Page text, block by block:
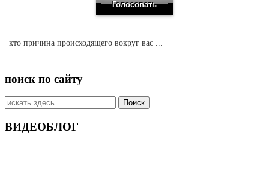
кто причина происходящего вокруг вас ...
поиск по сайту
Искать:
ВИДЕОБЛОГ